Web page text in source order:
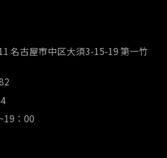
名古屋市中区大須3-15-19 第一竹
：00